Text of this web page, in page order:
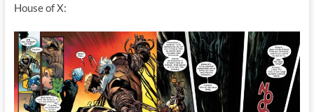
House of X: